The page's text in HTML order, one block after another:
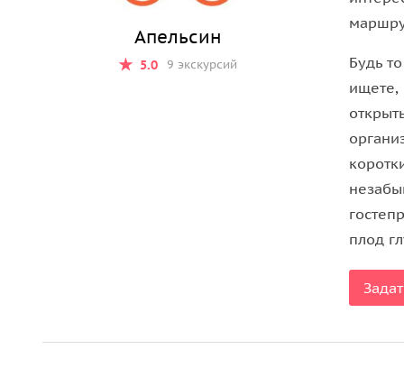
Гид расскажет о членах королевской династии,
резиденции. Знакомя вас с королевским
Особой достопримечательностью этого
личные подарки королю Петару, и бочки 1922
Здесь также вы увидите большое количество
год. Конечно же мы не оставим вас без
королевского погреба (не самые старые из них).
Вы
известном скульпторе Иване Местровиче.
холма Авала (высотой 440 метров) и посетите
телебашня, и с высоты 123 метра полюбуетесь
Апельсин
5.0 9 экскурсий
Будь
ищете,
плод